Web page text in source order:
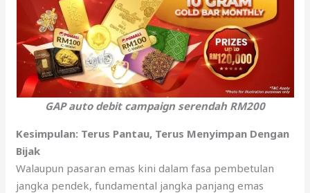
GAP auto debit campaign serendah RM200
Kesimpulan: Terus Pantau, Terus Menyimpan Dengan
Bijak
Walaupun pasaran emas kini dalam fasa pembetulan
jangka pendek, fundamental jangka panjang emas